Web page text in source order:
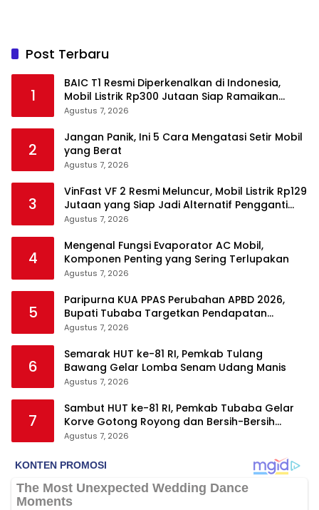
Post Terbaru
1
BAIC T1 Resmi Diperkenalkan di Indonesia,
Mobil Listrik Rp300 Jutaan Siap Ramaikan
Pasar EV
Agustus 7, 2026
2
Jangan Panik, Ini 5 Cara Mengatasi Setir Mobil
yang Berat
Agustus 7, 2026
3
VinFast VF 2 Resmi Meluncur, Mobil Listrik Rp129
Jutaan yang Siap Jadi Alternatif Pengganti
Motor
Agustus 7, 2026
4
Mengenal Fungsi Evaporator AC Mobil,
Komponen Penting yang Sering Terlupakan
Agustus 7, 2026
5
Paripurna KUA PPAS Perubahan APBD 2026,
Bupati Tubaba Targetkan Pendapatan
Daerah Rp820,3 Miliar
Agustus 7, 2026
6
Semarak HUT ke-81 RI, Pemkab Tulang
Bawang Gelar Lomba Senam Udang Manis
Agustus 7, 2026
7
Sambut HUT ke-81 RI, Pemkab Tubaba Gelar
Korve Gotong Royong dan Bersih-Bersih
Serentak
Agustus 7, 2026